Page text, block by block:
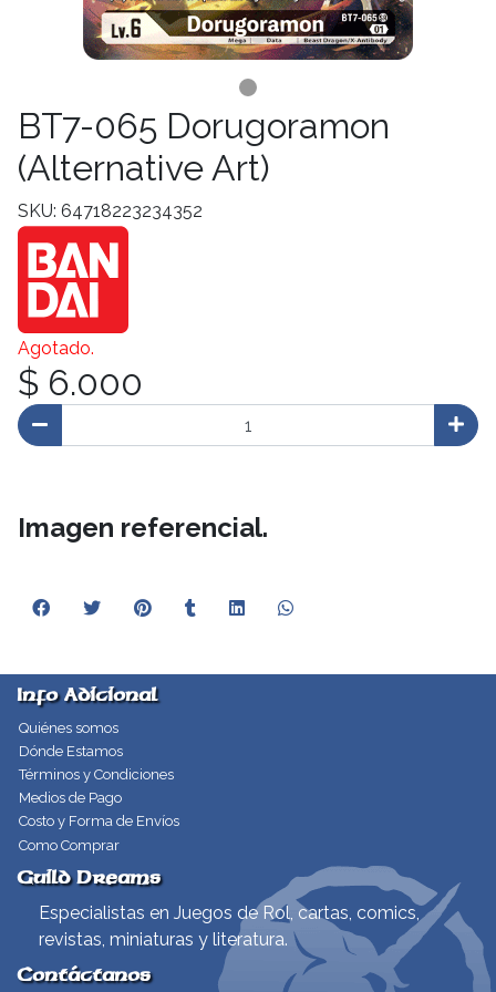
BT7-065 Dorugoramon
(Alternative Art)
SKU: 64718223234352
Agotado.
$ 6.000
Imagen referencial.
Info Adicional
Quiénes somos
Dónde Estamos
Términos y Condiciones
Medios de Pago
Costo y Forma de Envíos
Como Comprar
Guild Dreams
Especialistas en Juegos de Rol, cartas, comics,
revistas, miniaturas y literatura.
Contáctanos